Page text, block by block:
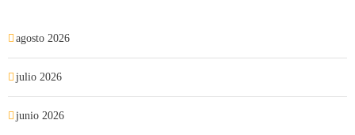
agosto 2026
julio 2026
junio 2026